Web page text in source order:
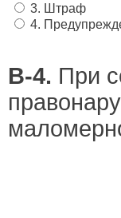
3. Штраф
4.
В-4. При